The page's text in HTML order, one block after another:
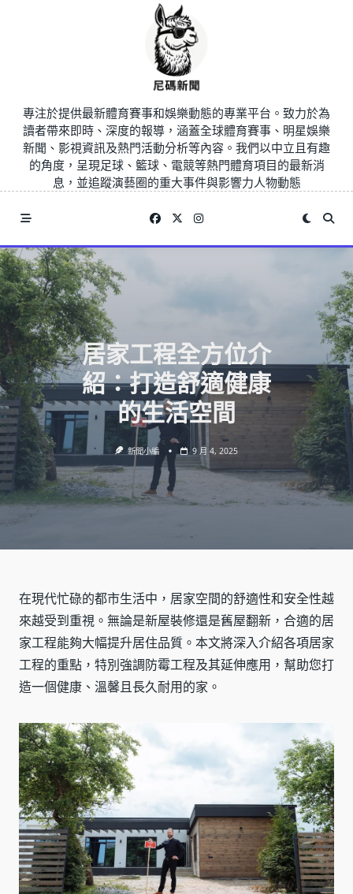
專注於提供最新體育賽事和娛樂動態的專業平台。致力於為
讀者帶來即時、深度的報導，涵蓋全球體育賽事、明星娛樂
新聞、影視資訊及熱門活動分析等內容。我們以中立且有趣
的角度，呈現足球、籃球、電競等熱門體育項目的最新消
息，並追蹤演藝圈的重大事件與影響力人物動態
居家工程全方位介
紹：打造舒適健康
的生活空間
新聞小編 9 月 4, 2025
在現代忙碌的都市生活中，居家空間的舒適性和安全性越
來越受到重視。無論是新屋裝修還是舊屋翻新，合適的居
家工程能夠大幅提升居住品質。本文將深入介紹各項居家
工程的重點，特別強調防霉工程及其延伸應用，幫助您打
造一個健康、溫馨且長久耐用的家。